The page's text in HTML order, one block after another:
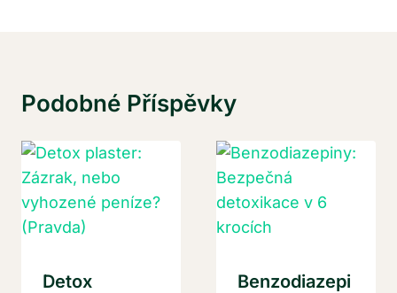
Podobné Příspěvky
Detox
Benzodiazepi